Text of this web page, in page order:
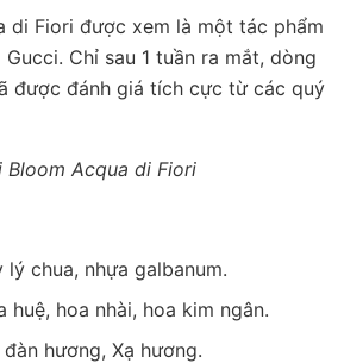
di Fiori được xem là một tác phẩm
Chỉ sau 1 tuần ra mắt, dòng
được đánh giá tích cực từ các quý
Bloom Acqua di Fiori
lý chua, nhựa galbanum.
huệ, hoa nhài, hoa kim ngân.
hương, Xạ hương.